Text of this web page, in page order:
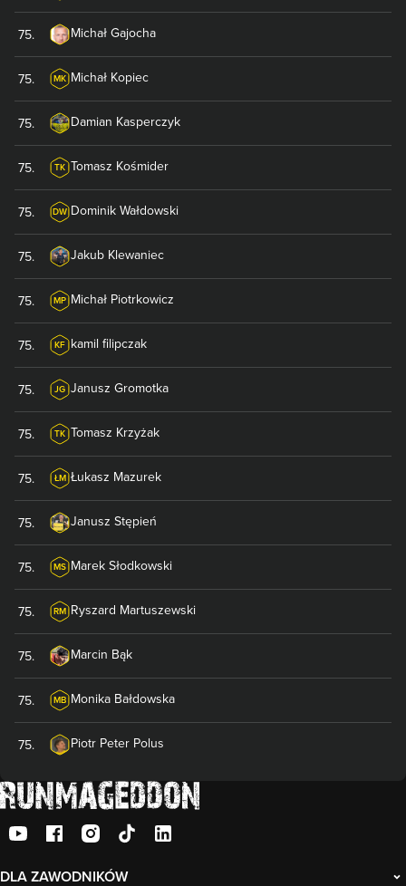
75. Michał Gajocha
75. MK Michał Kopiec
75. Damian Kasperczyk
75. TK Tomasz Kośmider
75. DW Dominik Wałdowski
75. Jakub Klewaniec
75. MP Michał Piotrkowicz
75. KF kamil filipczak
75. JG Janusz Gromotka
75. TK Tomasz Krzyżak
75. ŁM Łukasz Mazurek
75. Janusz Stępień
75. MS Marek Słodkowski
75. RM Ryszard Martuszewski
75. Marcin Bąk
75. MB Monika Bałdowska
75. Piotr Peter Polus
DLA ZAWODNIKÓW